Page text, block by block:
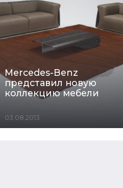
Mercedes-Benz
представил новую
коллекцию мебели
03.08.2013